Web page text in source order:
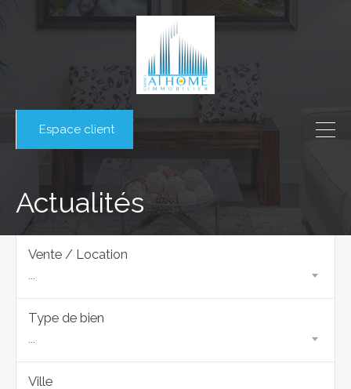
Espace client
Actualités
Vente / Location
...
Type de bien
...
Ville